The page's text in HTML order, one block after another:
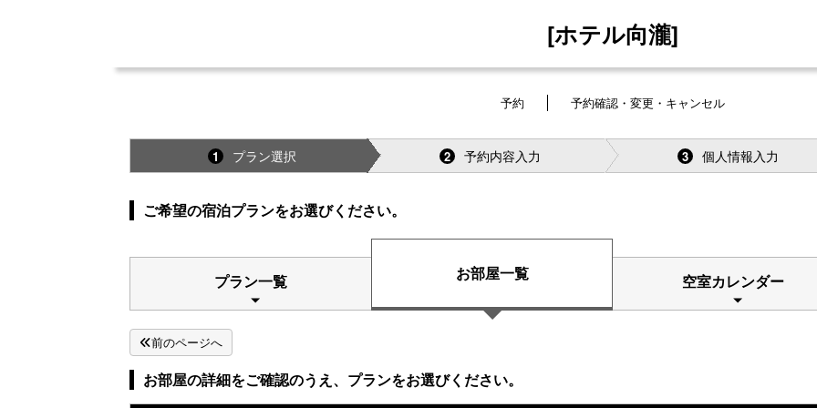
[ホテル向瀧]
予約 予約確認・変更・キャンセル
1 プラン選択 2 予約内容入力 3 個人情報入力
ご希望の宿泊プランをお選びください。
プラン一覧 お部屋一覧 空室カレンダー
前のページへ
お部屋の詳細をご確認のうえ、プランをお選びください。